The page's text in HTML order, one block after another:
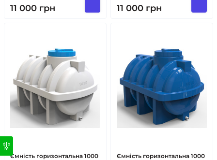
11 000 грн 11 000 грн
Ємність горизонтальна 1000
Ємність горизонтальна 1000